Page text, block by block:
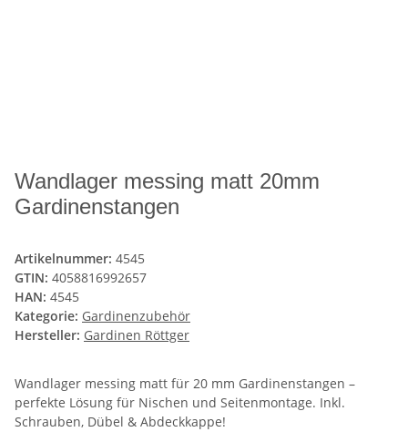
Wandlager messing matt 20mm
Gardinenstangen
Artikelnummer: 4545
GTIN: 4058816992657
HAN: 4545
Kategorie: Gardinenzubehör
Hersteller: Gardinen Röttger
Wandlager messing matt für 20 mm Gardinenstangen –
perfekte Lösung für Nischen und Seitenmontage. Inkl.
Schrauben, Dübel & Abdeckkappe!